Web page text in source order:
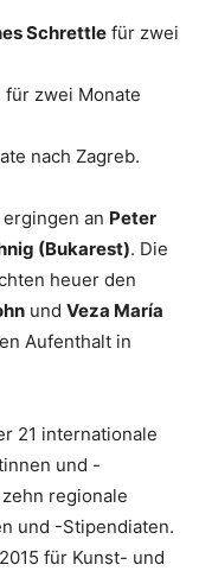
Schrettle für zwei
für zwei Monate
nach Zagreb.
ergingen an Peter
(Bukarest). Die
heuer den
und Veza María
Aufenthalt in
21 internationale
und -
regionale
und -Stipendiaten.
für Kunst- und